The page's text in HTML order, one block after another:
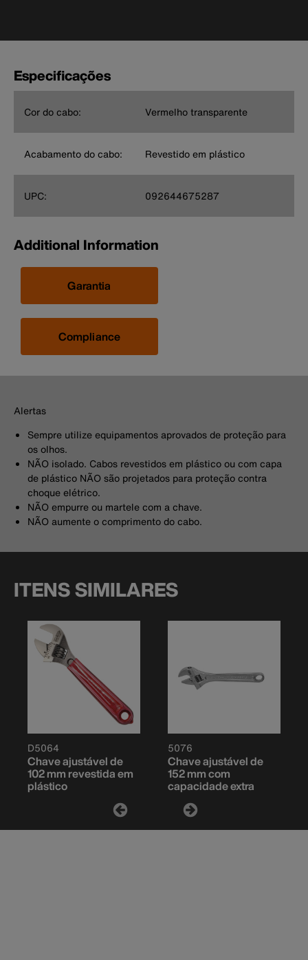
Especificações
Cor do cabo: Vermelho transparente
Acabamento do cabo: Revestido em plástico
UPC: 092644675287
Additional Information
Garantia
Compliance
Alertas
Sempre utilize equipamentos aprovados de proteção para
os olhos.
NÃO isolado. Cabos revestidos em plástico ou com capa
de plástico NÃO são projetados para proteção contra
choque elétrico.
NÃO empurre ou martele com a chave.
NÃO aumente o comprimento do cabo.
ITENS SIMILARES
D5064
Chave ajustável de
102 mm revestida em
plástico
5076
Chave ajustável de
152 mm com
capacidade extra